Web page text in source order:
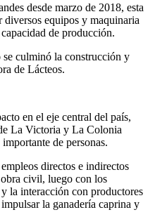
desde marzo de 2018, esta
equipos y maquinaria
de producción.
culminó la construcción y
de Lácteos.
en el eje central del país,
La Victoria y La Colonia
de personas.
directos e indirectos
civil, luego con los
la interacción con productores
la ganadería caprina y